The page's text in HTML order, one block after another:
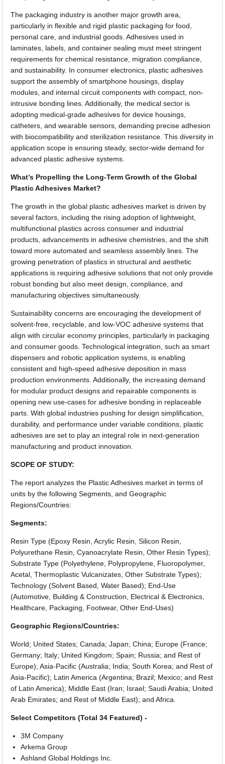
The packaging industry is another major growth area,
particularly in flexible and rigid plastic packaging for food,
personal care, and industrial goods. Adhesives used in
laminates, labels, and container sealing must meet stringent
requirements for chemical resistance, migration compliance,
and sustainability. In consumer electronics, plastic adhesives
support the assembly of smartphone housings, display
modules, and internal circuit components with compact, non-
intrusive bonding lines. Additionally, the medical sector is
adopting medical-grade adhesives for device housings,
catheters, and wearable sensors, demanding precise adhesion
with biocompatibility and sterilization resistance. This diversity in
application scope is ensuring steady, sector-wide demand for
advanced plastic adhesive systems.
What’s Propelling the Long-Term Growth of the Global
Plastic Adhesives Market?
The growth in the global plastic adhesives market is driven by
several factors, including the rising adoption of lightweight,
multifunctional plastics across consumer and industrial
products, advancements in adhesive chemistries, and the shift
toward more automated and seamless assembly lines. The
growing penetration of plastics in structural and aesthetic
applications is requiring adhesive solutions that not only provide
robust bonding but also meet design, compliance, and
manufacturing objectives simultaneously.
Sustainability concerns are encouraging the development of
solvent-free, recyclable, and low-VOC adhesive systems that
align with circular economy principles, particularly in packaging
and consumer goods. Technological integration, such as smart
dispensers and robotic application systems, is enabling
consistent and high-speed adhesive deposition in mass
production environments. Additionally, the increasing demand
for modular product designs and repairable components is
opening new use-cases for adhesive bonding in replaceable
parts. With global industries pushing for design simplification,
durability, and performance under variable conditions, plastic
adhesives are set to play an integral role in next-generation
manufacturing and product innovation.
SCOPE OF STUDY:
The report analyzes the Plastic Adhesives market in terms of
units by the following Segments, and Geographic
Regions/Countries:
Segments:
Resin Type (Epoxy Resin, Acrylic Resin, Silicon Resin,
Polyurethane Resin, Cyanoacrylate Resin, Other Resin Types);
Substrate Type (Polyethylene, Polypropylene, Fluoropolymer,
Acetal, Thermoplastic Vulcanizates, Other Substrate Types);
Technology (Solvent Based, Water Based); End-Use
(Automotive, Building & Construction, Electrical & Electronics,
Healthcare, Packaging, Footwear, Other End-Uses)
Geographic Regions/Countries:
World; United States; Canada; Japan; China; Europe (France;
Germany; Italy; United Kingdom; Spain; Russia; and Rest of
Europe); Asia-Pacific (Australia; India; South Korea; and Rest of
Asia-Pacific); Latin America (Argentina; Brazil; Mexico; and Rest
of Latin America); Middle East (Iran; Israel; Saudi Arabia; United
Arab Emirates; and Rest of Middle East); and Africa.
Select Competitors (Total 34 Featured) -
3M Company
Arkema Group
Ashland Global Holdings Inc.